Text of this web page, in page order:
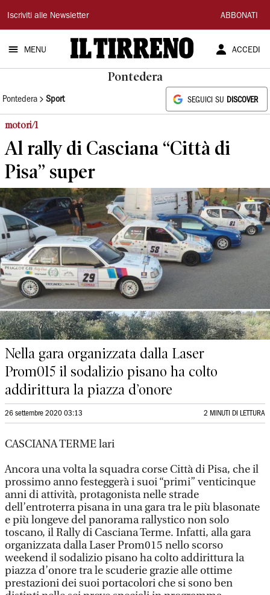
Il
Tirreno
Iscriviti alle Newsletter ABBONATI
MENU ACCEDI
Pontedera
Pontedera Sport SEGUICI SU DISCOVER
motori/1
Al rally di Casciana “Città di
Pisa” super
Nella gara organizzata dalla Laser
Prom015 il sodalizio pisano ha colto
addirittura la piazza d’onore
26 settembre 2020 03:13 2 MINUTI DI LETTURA
CASCIANA TERME lari
Ancora una volta la squadra corse Città di Pisa, che il
prossimo anno festeggerà i suoi “primi” venticinque
anni di attività, protagonista nelle strade
dell’entroterra pisana in una gara tra le più blasonate
e più longeve del panorama rallystico non solo
toscano, il Rally di Casciana Terme. Infatti, alla gara
organizzata dalla Laser Prom015 nello scorso
weekend il sodalizio pisano ha colto addirittura la
piazza d’onore tra le scuderie grazie alle ottime
prestazioni dei suoi portacolori che si sono ben